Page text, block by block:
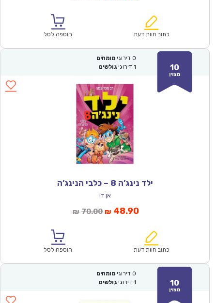
₪78.00.
הוא:
כתוב חוות דעת הוספה לסל
10
מצוין
0 דירוגי מומחים
1 דירוגי גולשים
ילד נינג’ה 8 – כלבי הנינג’ה
אן דו
₪ 70.00המחיר
₪70.00.
₪ 48.90המחיר
הוא:
כתוב חוות דעת הוספה לסל
10
מצוין
0 דירוגי מומחים
1 דירוגי גולשים